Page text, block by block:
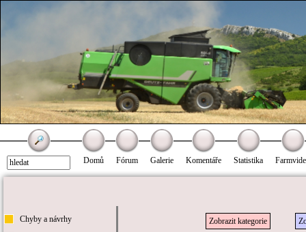
Domů Fórum Galerie Komentáře Statistika
Chyby a návrhy
Zobrazit kategorie